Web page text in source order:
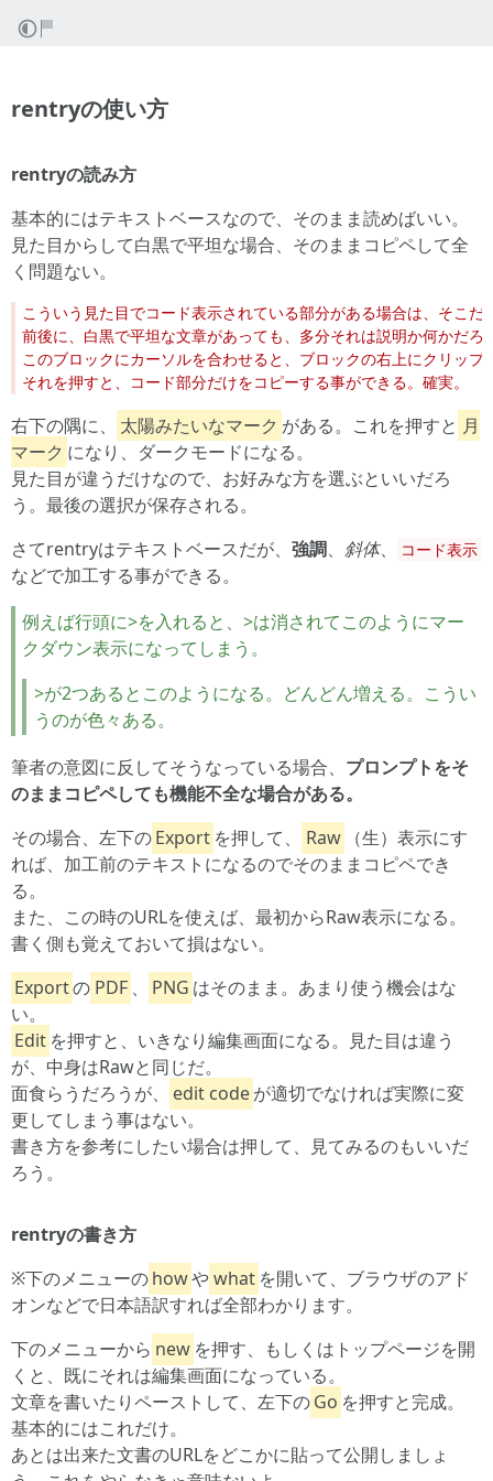
rentryの使い方
rentryの読み方
基本的にはテキストベースなので、そのまま読めばいい。
見た目からして白黒で平坦な場合、そのままコピペして全
く問題ない。
右下の隅に、 太陽みたいなマーク がある。これを押すと 月
マーク になり、ダークモードになる。
見た目が違うだけなので、お好みな方を選ぶといいだろ
う。最後の選択が保存される。
さてrentryはテキストベースだが、 強調、 斜体、 コード表示
などで加工する事ができる。
例えば行頭に>を入れると、>は消されてこのようにマー
クダウン表示になってしまう。
>が2つあるとこのようになる。どんどん増える。こうい
うのが色々ある。
筆者の意図に反してそうなっている場合、 プロンプトをそ
のままコピペしても機能不全な場合がある。
その場合、左下のExport を押して、 Raw
（生）表示にす
れば、加工前のテキストになるのでそのままコピペでき
る。
また、この時のURLを使えば、最初からRaw表示になる。
書く側も覚えておいて損はない。
Exportの PDF 、 PNG はそのまま。あまり使う機会はな
い。
Edit を押すと、いきなり編集画面になる。見た目は違う
が、中身はRawと同じだ。
面食らうだろうが、
edit codeが適切でなければ実際に変
更してしまう事はない。
書き方を参考にしたい場合は押して、見てみるのもいいだ
ろう。
rentryの書き方
※下のメニューのhowやwhat を開いて、ブラウザのアド
オンなどで日本語訳すれば全部わかります。
下のメニューから new を押す、もしくはトップページを開
くと、既にそれは編集画面になっている。
文章を書いたりペーストして、左下のGo を押すと完成。
基本的にはこれだけ。
あとは出来た文書のURLをどこかに貼って公開しましょ